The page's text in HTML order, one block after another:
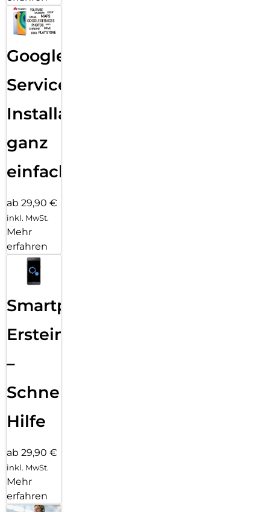
Google
Services
Installation
ganz
einfach
ab 29,90 €
inkl. MwSt.
Mehr
erfahren
Smartphone
Ersteinrichtung
–
Schnelle
Hilfe
ab 29,90 €
inkl. MwSt.
Mehr
erfahren